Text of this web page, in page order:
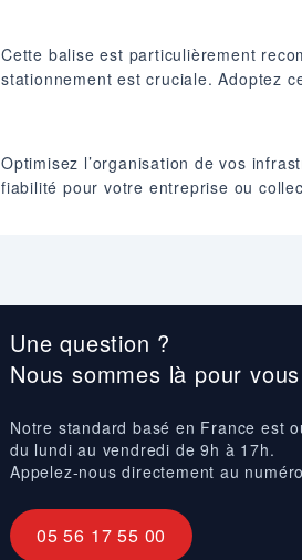
Cette balise est particulièrement
stationnement est cruciale. Adoptez
Optimisez l’organisation de vos
fiabilité pour votre entreprise ou
Une question ?
Nous sommes là pour
Notre standard basé en France est
du lundi au vendredi de 9h à 17h.
Appelez-nous directement au
05 56 17 55 00